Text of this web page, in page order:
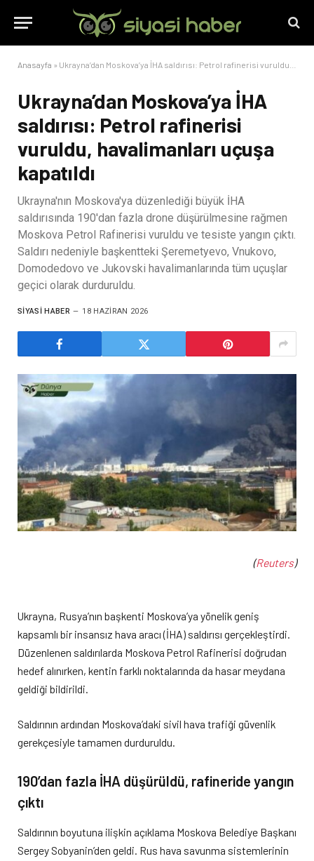
Anasayfa » Ukrayna’dan Moskova’ya İHA saldırısı: Petrol rafinerisi vuruldu, havalimanları uçuşa kapatıldı
Ukrayna’dan Moskova’ya İHA
saldırısı: Petrol rafinerisi
vuruldu, havalimanları uçuşa
kapatıldı
Ukrayna'nın Moskova'ya düzenlediği büyük İHA
saldırısında 190'dan fazla drone düşürülmesine rağmen
Moskova Petrol Rafinerisi vuruldu ve tesiste yangın çıktı.
Saldırı nedeniyle başkentteki Şeremetyevo, Vnukovo,
Domodedovo ve Jukovski havalimanlarında tüm uçuşlar
geçici olarak durduruldu.
SIYASI HABER 18 HAZIRAN 2026
(Reuters)
Ukrayna, Rusya’nın başkenti Moskova’ya yönelik geniş
kapsamlı bir insansız hava aracı (İHA) saldırısı gerçekleştirdi.
Düzenlenen saldırılarda Moskova Petrol Rafinerisi doğrudan
hedef alınırken, kentin farklı noktalarında da hasar meydana
geldiği bildirildi.
Saldırının ardından Moskova’daki sivil hava trafiği güvenlik
gerekçesiyle tamamen durduruldu.
190’dan fazla İHA düşürüldü, rafineride yangın
çıktı
Saldırının boyutuna ilişkin açıklama Moskova Belediye Başkanı
Sergey Sobyanin’den geldi. Rus hava savunma sistemlerinin